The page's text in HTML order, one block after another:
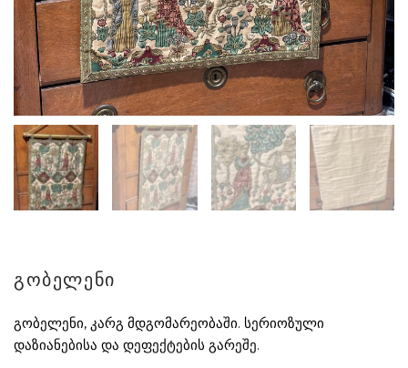
გობელენი
გობელენი, კარგ მდგომარეობაში. სერიოზული
დაზიანებისა და დეფექტების გარეშე.